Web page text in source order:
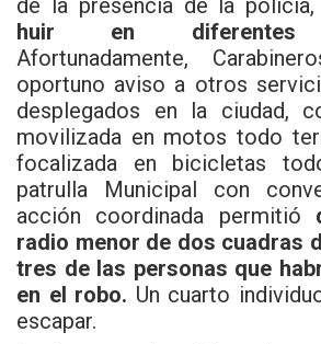
de la presencia de la policía,
huir en diferentes
Afortunadamente,
oportuno aviso a otros
desplegados en la ciudad,
movilizada en motos todo
focalizada en bicicletas
patrulla Municipal con
acción coordinada permitió
radio menor de dos cuadras
tres de las personas que
en el robo. Un cuarto
escapar.